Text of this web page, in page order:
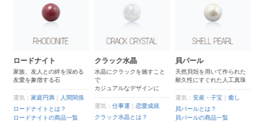
ロードナイト
家族、友人との絆を深める
友愛を象徴する石
運気：家庭円満
人間関係
ロードナイトとは？
ロードナイトの商品一覧
クラック水晶
水晶にクラックを施すこと
で
カジュアルなデザインに
運気：仕事運 ｜恋愛成就
クラック水晶とは？
貝パール
天然貝殻を用いて作られた
耐久性にすぐれた人工真珠
運気：安産・子宝 ｜癒し
貝パールとは？
貝パールの商品一覧